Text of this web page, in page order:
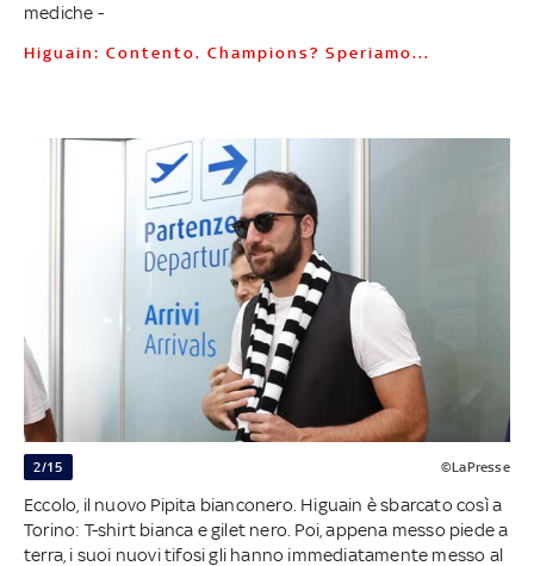
mediche -
Higuain: Contento. Champions? Speriamo...
2/15 ©LaPresse
Eccolo, il nuovo Pipita bianconero. Higuain è sbarcato così a
Torino: T-shirt bianca e gilet nero. Poi, appena messo piede a
terra, i suoi nuovi tifosi gli hanno immediatamente messo al